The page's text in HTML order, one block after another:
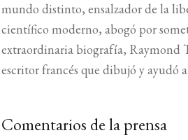
mundo distinto, ensalzador de la
científico moderno, abogó por
extraordinaria biografía, Raymond
escritor francés que dibujó y ayudó
Comentarios de la prensa